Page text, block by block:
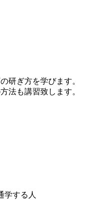
研ぎ方を学びます。
法も講習致します。
学する人